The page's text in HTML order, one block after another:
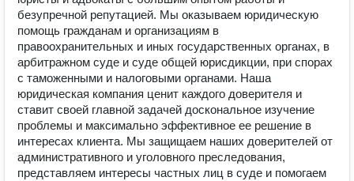
безупречной репутацией. Мы оказываем юридическую
помощь гражданам и организациям в
правоохранительных и иных государственных органах, в
арбитражном суде и суде общей юрисдикции, при спорах
с таможенными и налоговыми органами. Наша
юридическая компания ценит каждого доверителя и
ставит своей главной задачей доскональное изучение
проблемы и максимально эффективное ее решение в
интересах клиента. Мы защищаем наших доверителей от
административного и уголовного преследования,
представляем интересы частных лиц в суде и помогаем